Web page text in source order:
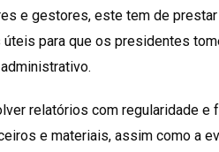
e gestores, este tem de
úteis para que os presidentes
relatórios com regularidade e
e materiais, assim como a